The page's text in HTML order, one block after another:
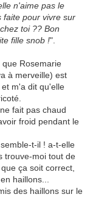
n'aime pas le
faite pour vivre sur
toi ?? Bon
fille snob !".
Rosemarie
à merveille) est
m'a dit qu'elle
fait pas chaud
froid pendant le
t-il ! a-t-elle
trouve-moi tout de
ça soit correct,
haillons...
des haillons sur le